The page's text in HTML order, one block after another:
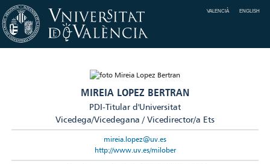
VALENCIÀ ENGLISH
MIREIA LOPEZ BERTRAN
PDI-Titular d'Universitat
Vicedega/Vicedegana / Vicedirector/a Ets
mireia.lopez@uv.es
http://www.uv.es/milober